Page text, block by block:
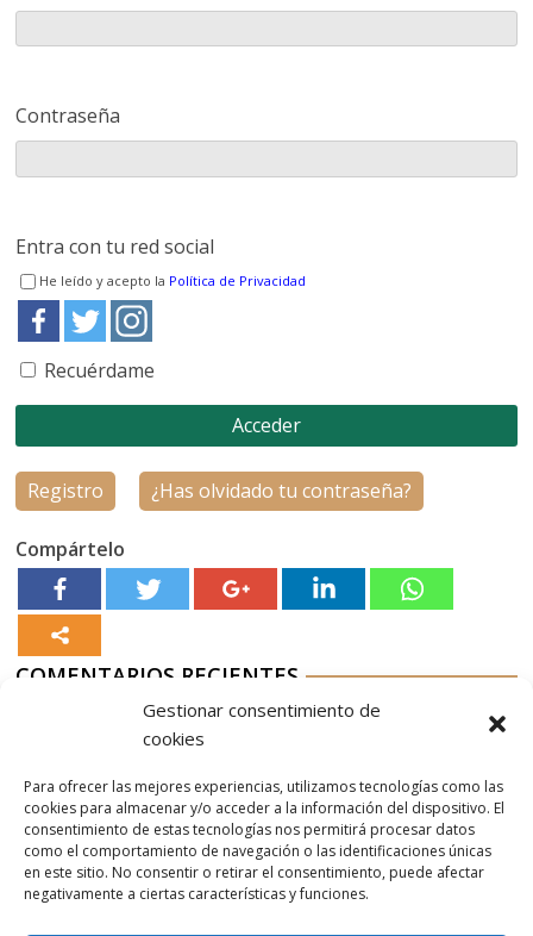
Gestionar consentimiento de
cookies
Para ofrecer las mejores experiencias, utilizamos tecnologías como las
cookies para almacenar y/o acceder a la información del dispositivo. El
consentimiento de estas tecnologías nos permitirá procesar datos
como el comportamiento de navegación o las identificaciones únicas
en este sitio. No consentir o retirar el consentimiento, puede afectar
negativamente a ciertas características y funciones.
Contraseña
Entra con tu red social
He leído y acepto la Política de Privacidad
Recuérdame
Registro ¿Has olvidado tu contraseña?
Compártelo
COMENTARIOS RECIENTES
Nordés Vermouth Rojo
Aurelio G-MenNordés Vermouth Rojo
AitorenNordés Vermouth Rojo
Aurelio G-M en Nordés Vermouth Rojo